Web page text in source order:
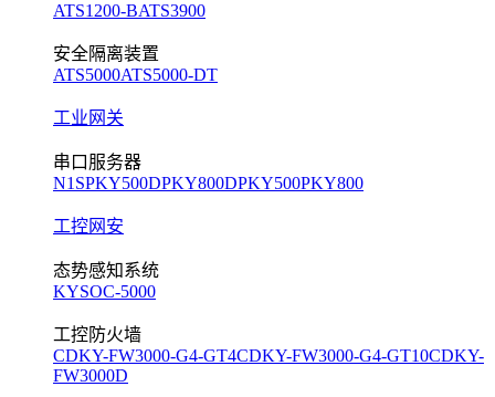
ATS1200-BATS3900
安全隔离装置
ATS5000ATS5000-DT
工业网关
串口服务器
N1SPKY500DPKY800DPKY500PKY800
工控网安
态势感知系统
KYSOC-5000
工控防火墙
CDKY-FW3000-G4-GT4CDKY-FW3000-G4-GT10CDKY-
FW3000D